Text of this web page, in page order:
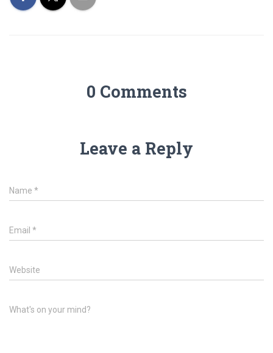
0 Comments
Leave a Reply
Name *
Email *
Website
What's on your mind?